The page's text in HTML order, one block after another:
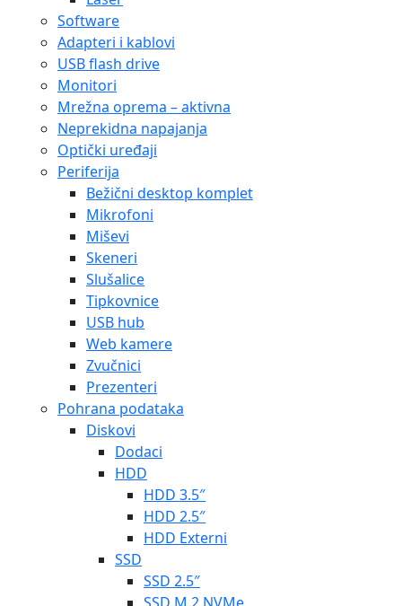
Software
Adapteri i kablovi
USB flash drive
Monitori
Mrežna oprema – aktivna
Neprekidna napajanja
Optički uređaji
Periferija
Bežični desktop komplet
Mikrofoni
Miševi
Skeneri
Slušalice
Tipkovnice
USB hub
Web kamere
Zvučnici
Prezenteri
Pohrana podataka
Diskovi
Dodaci
HDD
HDD 3.5″
HDD 2.5″
HDD Externi
SSD
SSD 2.5″